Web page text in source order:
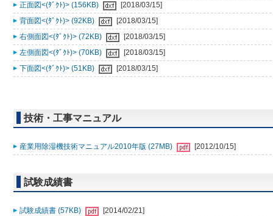
正面図<(ﾀﾞｸﾄ)> (156KB)
[2018/03/15]
背面図<(ﾀﾞｸﾄ)> (92KB)
[2018/03/15]
右側面図<(ﾀﾞｸﾄ)> (72KB)
[2018/03/15]
左側面図<(ﾀﾞｸﾄ)> (70KB)
[2018/03/15]
下面図<(ﾀﾞｸﾄ)> (51KB)
[2018/03/15]
技術・工事マニュアル
産業用除湿機技術マニュアル2010年版 (27MB) [2012/10/15]
試験成績書
試験成績書 (57KB) [2014/02/21]